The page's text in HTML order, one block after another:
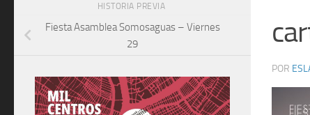
POR
HISTORIA PREVIA
Fiesta Asamblea Somosaguas – Viernes
29